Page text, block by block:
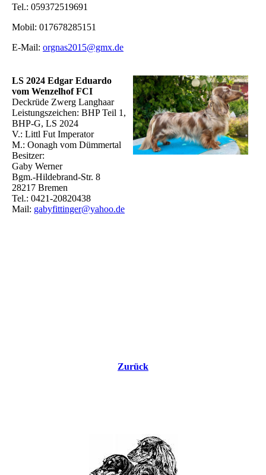
Tel.: 059372519691
Mobil: 017678285151
E-Mail: orgnas2015@gmx.de
LS 2024 Edgar Eduardo
vom Wenzelhof FCI
Deckrüde Zwerg Langhaar
Leistungszeichen: BHP Teil 1,
BHP-G, LS 2024
V.: Littl Fut Imperator
M.: Oonagh vom Dümmertal
Besitzer:
Gaby Werner
Bgm.-Hildebrand-Str. 8
28217 Bremen
Tel.: 0421-20820438
Mail: gabyfittinger@yahoo.de
Zurück